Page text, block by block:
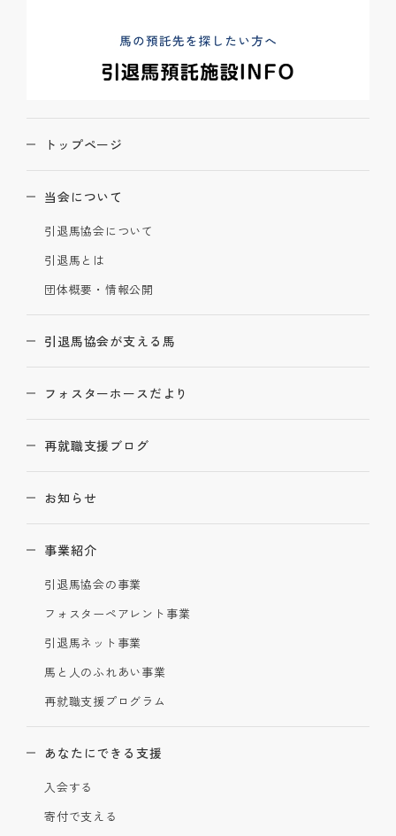
トップページ
当会について
引退馬協会について
引退馬とは
団体概要・情報公開
引退馬協会が支える馬
フォスターホースだより
再就職支援ブログ
お知らせ
事業紹介
引退馬協会の事業
フォスターペアレント事業
引退馬ネット事業
馬と人のふれあい事業
再就職支援プログラム
あなたにできる支援
入会する
寄付で支える